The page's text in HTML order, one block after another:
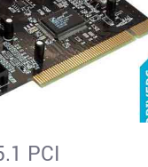
PCI